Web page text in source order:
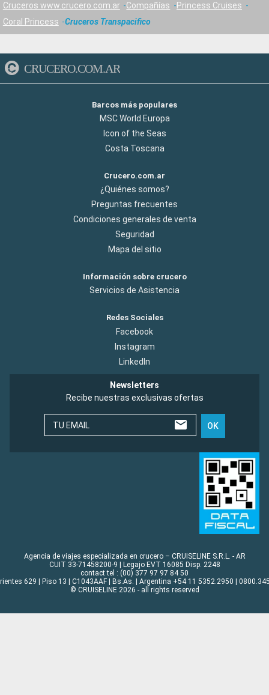
Cruceros www.crucero.com.ar Compañías
Princess Cruises
Coral Princess
Cruceros Transpacifico
CRUCERO.COM.AR
Barcos más populares
MSC World Europa
Icon of the Seas
Costa Toscana
Crucero.com.ar
¿Quiénes somos?
Preguntas frecuentes
Condiciones generales de venta
Seguridad
Mapa del sitio
Información sobre crucero
Servicios de Asistencia
Redes Sociales
Facebook
Instagram
LinkedIn
Newsletters
Recibe nuestras exclusivas ofertas
TU EMAIL OK
Agencia de viajes especializada en crucero – CRUISELINE S.R.L. - AR
CUIT 33-71458200-9 | Legajo EVT 16085 Disp. 2248
contact tel : (00) 377 97 97 84 50
629 | Piso 13 | C1043AAF | Bs.As. | Argentina +54 11 5352.2950 |
© CRUISELINE 2026 - all rights reserved